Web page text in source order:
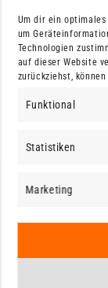
Um dir ein
um
Technologien
auf dieser Website
zurückziehst,
Funktional
Statistiken
Marketing